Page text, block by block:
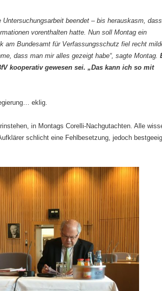
beendet – bis herauskasm, dass
vorenthalten hatte. Nun soll Montag ein
am Bundesamt für Verfassungsschutz fiel recht
dass man mir alles gezeigt habe“, sagte Montag.
kooperativ gewesen sei. „Das kann ich so mit
eklig.
in Montags Corelli-Nachgutachten. Alle
schlicht eine Fehlbesetzung, jedoch